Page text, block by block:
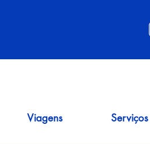
Viagens Serviços